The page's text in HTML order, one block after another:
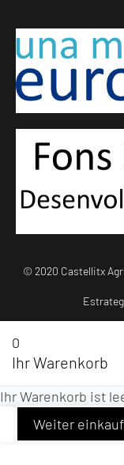
© 2020 Castellitx
0
Ihr Warenkorb
Ihr Warenkorb ist
Weiter